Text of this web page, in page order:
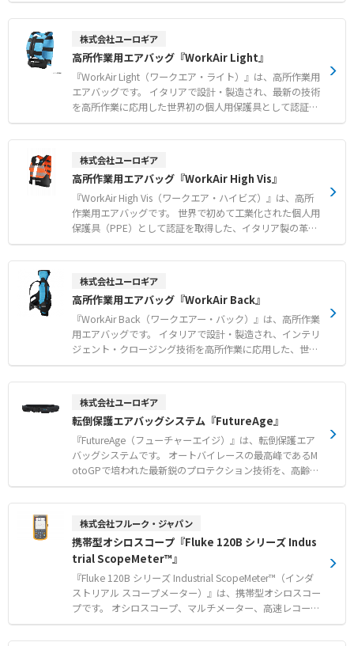
ロスコープが落下を認識し、わずか40ミリ秒でエアバッグ
より、厚さ5cmで均一に膨らむ構造を実現しました。 装着
しない状態と比較して衝撃を最大96%緩和し、胸部や背
部、重要な臓器を的確に保護します。※1 1回の充電で約1
8時間の連続使用が可能であり、過酷な現場作業を長時間
サポートします。 【特徴】 ●落下を瞬時に検知し40ミリ
秒で膨張する高速保護システム ●特許技術のマイクロフィ
ラメントによる均一な衝撃吸収性能 ●衝撃を最大96%緩和
低1.2m以上の高さからの地面や障害物への落下対策 ●安
全帯装着時の構造物への衝突衝撃からの身体保護 ●Moto
GPの技術を応用した信頼性の高い現場安全管理 ※1 欧州
安全認証規格 EN1621-3 試験を基準として、最大96%を緩
和し、胸部と背部の主要器官を保護
株式会社ユーロギア
高所作業用エアバッグ『WorkAir Light』
『WorkAir Light（ワークエア・ライト）』は、高所作業用
エアバッグです。 イタリアで設計・製造され、最新の技術
を高所作業に応用した世界初の個人用保護具として認証さ
れています。 落下を感知した瞬間からわずか40ミリ秒でエ
アバッグを膨張させ、胸や背中の重要な器官を thin 的確に
の60パーセント未満に抑えており、未装着時と比較して衝
撃を大幅に緩和することが可能です。 本体は1.1kgと軽量
なため作業の妨げにならず、メンテナンスを行うことで再
利用にも対応いたします。 【特徴】 ●落下を認識してか
らわずか40ミリ秒で膨張し胸部や背中を保護 ●衝撃を大
幅に緩和し制限値の60パーセント未満に抑える高い安全性
●身体への負担が少ない1.1kgの軽量設計かつ再利用可能
の1.2m以上の高さからの落下対策 ●安全帯装着時の落下
による構造物への衝突やスイング衝撃の緩和 ●これまでの
保護具ではカバーしきれなかった現場での安全確保
株式会社ユーロギア
高所作業用エアバッグ『WorkAir High Vis』
『WorkAir High Vis（ワークエア・ハイビズ）』は、高所
作業用エアバッグです。 世界で初めて工業化された個人用
保護具（PPE）として認証を取得した、イタリア製の革新
的なデバイスです。 落下を認識してからわずか40ミリ秒と
いう驚異的な速さでエアバッグが膨張し、胸や背中などの
96％緩和する高い安全性と、0.98kgの軽量設計を両立して
います。※1 視認性の高い反射材を採用したモデルであ
り、夜間や視界の悪い現場での安全確保に貢献します。 安
全帯の下に装着可能で、地面への落下だけでなく、スイン
グによる構造物への衝突衝撃からも身体を守ります。 作動
後はガスを交換することで、繰り返し利用することが可能
です。 【特徴】 ●落下を認識してからわずか40ミリ秒で
胸部や背中の重要器官を保護する高い安全性 ※1 ●重さ
0.98kgの軽量設計かつガス交換により繰り返し使用が可能
【用途・事例】 ●1.2m以上の高さからの落下時における
重大な事故の防止 ●安全帯装着時の落下に伴うスイングに
よる構造物への衝突対策 ●高い視認性と安全対策が同時に
求められる建設現場や高所作業 ※1 欧州安全認証規格 EN
株式会社ユーロギア
高所作業用エアバッグ『WorkAir Back』
『WorkAir Back（ワークエアー・バック）』は、高所作業
用エアバッグです。 イタリアで設計・製造され、インテリ
ジェント・クロージング技術を高所作業に応用した、世界
で初めて工業化された個人用保護具（PPE）認証デバイス
です。 落下を認識した瞬間からわずか40ミリ秒でエアバッ
おいてエネルギー伝達値を規格制限値の60％未満に抑えて
おり、非装着時と比較して衝撃を大幅に緩和することが可
能です。 安全帯の有無にかかわらず使用でき、再利用も可
能な設計となっています。 【特徴】 ●落下を自動感知し4
0ミリ秒で膨張する高度なインテリジェント保護技術 ●衝
撃を最大96％緩和し首・背中・尾骨を保護する高い安全
性 ※1 ●1.1kgと軽量かつ再利用可能なイタリア設計の
い最低1.2m以上の高さからの落下対策 ●安全帯と併用し
落下時の地面や障害物への激突衝撃を軽減 ●これまでの個
人用保護具ではカバーしきれなかった高所作業現場での安
全確保 ※1 欧州安全認証規格 EN1621-3 試験を基準とし
て、最大96%を緩和し、胸部と背部の主要器官を保護
株式会社ユーロギア
転倒保護エアバッグシステム『FutureAge』
『FutureAge（フューチャーエイジ）』は、転倒保護エア
バッグシステムです。 オートバイレースの最高峰であるM
otoGPで培われた最新鋭のプロテクション技術を、高齢者
の日常生活へ導入するために開発されました。 内蔵のセン
サーとボローニャ大学と共同開発した高度なアルゴリズム
して瞬時にエアバッグを展開します。 特許取得済みの3層
構造バッグが、大腿骨頭と腰部を効果的に保護し、転倒に
よる骨折リスクを低減します。 eアラートテクノロジーに
より、事故の際には位置情報付きSMSを事前登録した3件
の連絡先へ自動送信し、迅速な救助をサポートします。 ス
リムで人間工学に基づいたデザインのため、衣類の上から
も下からも目立たずに着用可能です。 【特徴】 ●MotoGP
株式会社フルーク・ジャパン
携帯型オシロスコープ『Fluke 120B シリーズ Indus
trial ScopeMeter™』
『Fluke 120B シリーズ Industrial ScopeMeter™（インダ
ストリアル スコープメーター）』は、携帯型オシロスコー
プです。 オシロスコープ、マルチメーター、高速レコーダ
ーの機能を1台に統合し、工業用電気機器のトラブルシュ
ーティングを迅速化します。 独自技術のConnect-and-Vie